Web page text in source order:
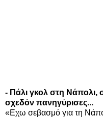
- Πάλι γκολ στη Νάπολι,
σχεδόν πανηγύρισες...
«Εχω σεβασμό για τη